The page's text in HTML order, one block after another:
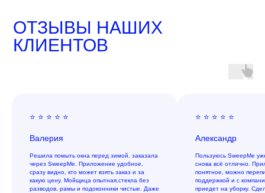
ОТЗЫВЫ НАШИХ
КЛИЕНТОВ
⭐ ⭐ ⭐ ⭐ ⭐
Валерия
Решила помыть окна перед зимой, заказала
через SweepMe. Приложение удобное,
сразу видно, кто может взять заказ и за
какую цену. Мойщица опытная,стекла без
разводов, рамы и подоконники чистые. Даже
⭐ ⭐ ⭐ ⭐ ⭐
Александр
Пользуюсь SweepMe
снова всё отлично.
понятное, можно
поддержкой и с
приедет на уборку.